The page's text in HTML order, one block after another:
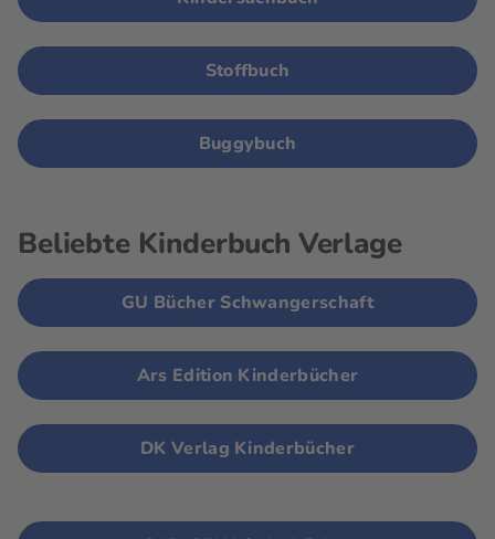
Stoffbuch
Buggybuch
Beliebte Kinderbuch Verlage
GU Bücher Schwangerschaft
Ars Edition Kinderbücher
DK Verlag Kinderbücher